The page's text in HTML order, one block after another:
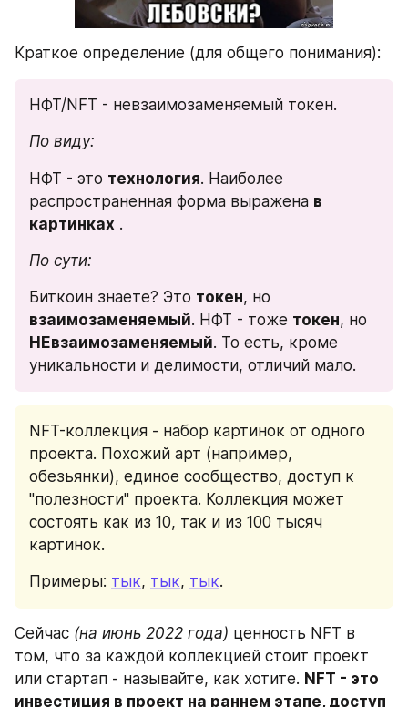
Краткое определение (для общего понимания):
НФТ/NFT - невзаимозаменяемый токен.
По виду:
НФТ - это технология. Наиболее
распространенная форма выражена в
картинках .
По сути:
Биткоин знаете? Это токен
взаимозаменяемый. НФТ - тоже токен
НЕвзаимозаменяемый. То есть, кроме
уникальности и делимости, отличий мало.
NFT-коллекция - набор картинок от одного
проекта. Похожий арт (например,
обезьянки), единое сообщество, доступ к
"полезности" проекта. Коллекция может
состоять как из 10, так и из 100 тысяч
картинок.
Примеры: тык, тык, тык.
Сейчас (на июнь 2022 года) ценность NFT в
том, что за каждой коллекцией стоит проект
или стартап - называйте, как хотите. NFT - это
инвестиция в проект на раннем этапе, доступ